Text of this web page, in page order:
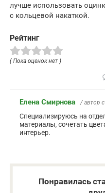
лучше использовать
с кольцевой накаткой.
Рейтинг
( Пока оценок нет )
Елена Смирнова / автор
Специализируюсь на
материалы, сочетать
интерьер.
Понравилась